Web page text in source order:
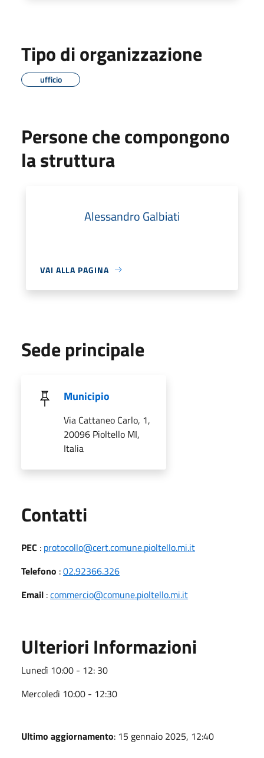
Tipo di organizzazione
ufficio
Persone che compongono
la struttura
Alessandro Galbiati
VAI ALLA PAGINA
Sede principale
Municipio
Via Cattaneo Carlo, 1,
20096 Pioltello MI,
Italia
Contatti
PEC : protocollo@cert.comune.pioltello.mi.it
Telefono :02.92366.326
Email :commercio@comune.pioltello.mi.it
Ulteriori Informazioni
Lunedì 10:00 - 12: 30
Mercoledì 10:00 - 12:30
Ultimo aggiornamento: 15 gennaio 2025, 12:40